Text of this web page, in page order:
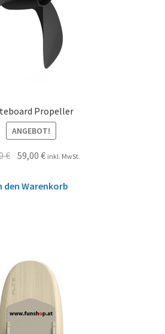
Propeller
ANGEBOT!
€ 59,00€ inkl. MwSt.
den Warenkorb